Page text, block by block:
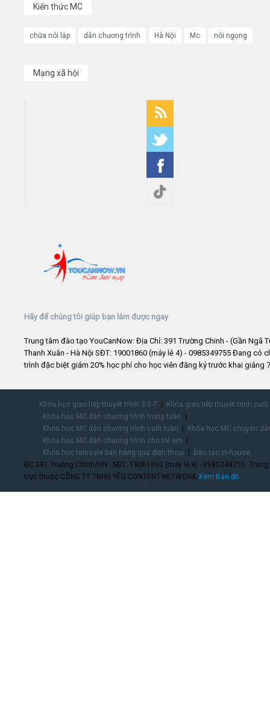
Kiến thức MC
chữa nói lắp dẫn chương trình Hà Nội Mc nói ngọng
Mạng xã hội
Hãy để chúng tôi giúp bạn làm được ngay
Trung tâm đào tạo YouCanNow: Địa Chỉ: 391 Trường Chinh - (Gần Ngã
Thanh Xuân - Hà Nội SĐT: 19001860 (máy lẻ 4) - 0985349755 Đang có
trình đặc biệt giảm 20% học phí cho học viên đăng ký trước khai giảng
Khóa học giao tiếp thuyết trình 3-5-7
Khóa giao tiếp thuyết trình
Khóa học MC dẫn chương trình trong tuần
Khóa học MC dẫn chương trình cuối tuần
Khóa học MC chuyên
Khóa học MC dẫn chương trình cho trẻ em
Khóa học telesale bán hàng qua điện thoại
Đào tạo In-house
ĐC:391 Trường Chinh/HN - SĐT: 19001860 (máy lẻ 4) - 0985349755.
trực thuộc CÔNG TY TNHH YÊU CONTENT NETWORK.Xem Bản đồ